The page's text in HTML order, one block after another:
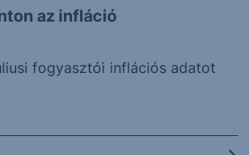
az infláció
fogyasztói inflációs adatot